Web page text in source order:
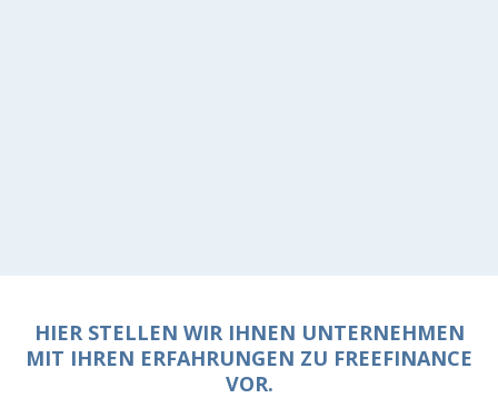
HIER STELLEN WIR IHNEN UNTERNEHMEN
MIT IHREN ERFAHRUNGEN ZU FREEFINANCE
VOR.